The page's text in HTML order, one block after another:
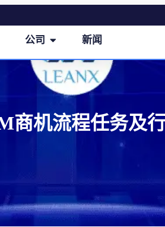
公司 新闻
商机流程任务及